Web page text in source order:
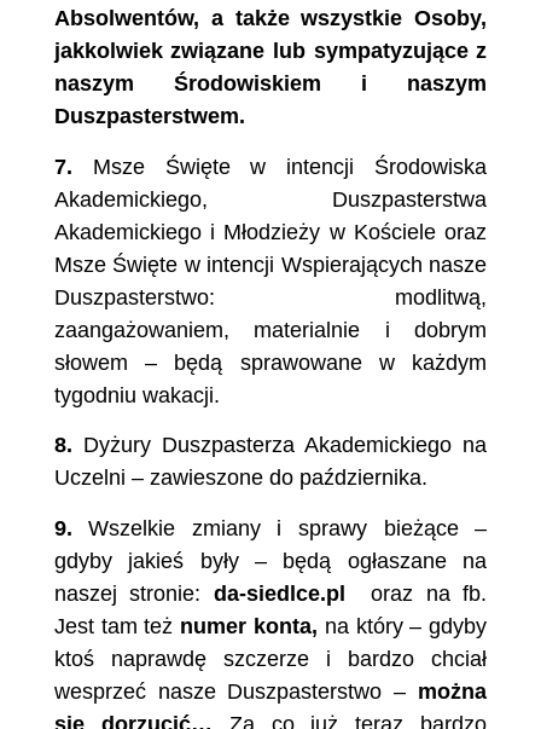
Absolwentów, a także wszystkie Osoby,
jakkolwiek związane lub sympatyzujące z
naszym
Środowiskiem i naszym
Duszpasterstwem.
7.
Msze Święte w intencji Środowiska
Akademickiego, Duszpasterstwa
Akademickiego i Młodzieży w Kościele oraz
Msze Święte w intencji Wspierających nasze
Duszpasterstwo: modlitwą,
zaangażowaniem, materialnie i dobrym
słowem – będą sprawowane w każdym
tygodniu wakacji.
8. Dyżury Duszpasterza Akademickiego na
Uczelni – zawieszone do października.
9. Wszelkie zmiany i sprawy bieżące –
gdyby jakieś były – będą ogłaszane na
naszej stronie: da-siedlce.pl oraz na fb.
Jest tam też numer konta, na który – gdyby
ktoś naprawdę szczerze i bardzo chciał
wesprzeć nasze Duszpasterstwo – można
się dorzucić… Za co już teraz bardzo